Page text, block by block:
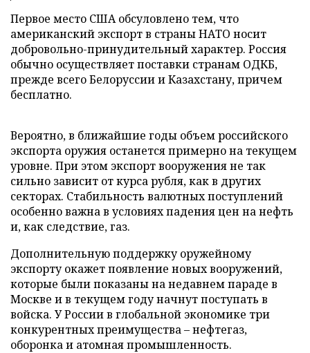
Первое место США обсуловлено тем, что
американский экспорт в страны НАТО носит
добровольно-принудительный характер. Россия
обычно осуществляет поставки странам ОДКБ,
прежде всего Белоруссии и Казахстану, причем
бесплатно.
Вероятно, в ближайшие годы объем российского
экспорта оружия останется примерно на текущем
уровне. При этом экспорт вооружения не так
сильно зависит от курса рубля, как в других
секторах. Стабильность валютных поступлений
особенно важна в условиях падения цен на нефть
и, как следствие, газ.
Дополнительную поддержку оружейному
экспорту окажет появление новых вооружений,
которые были показаны на недавнем параде в
Москве и в текущем году начнут поступать в
войска. У России в глобальной экономике три
конкурентных преимущества – нефтегаз,
оборонка и атомная промышленность.